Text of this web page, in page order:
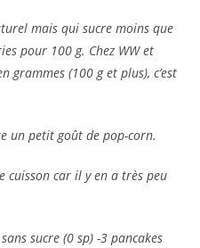
mais qui sucre moins que
pour 100 g. Chez WW et
grammes (100 g et plus), c’est
un petit goût de pop-corn.
cuisson car il y en a très peu
sucre (0 sp) -3 pancakes